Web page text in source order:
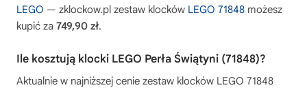
LEGO — zklockow.pl zestaw klocków LEGO 71848 możesz
kupić za 749,90 zł.
Ile kosztują klocki LEGO Perła Świątyni (71848)?
Aktualnie w najniższej cenie zestaw klocków LEGO 71848